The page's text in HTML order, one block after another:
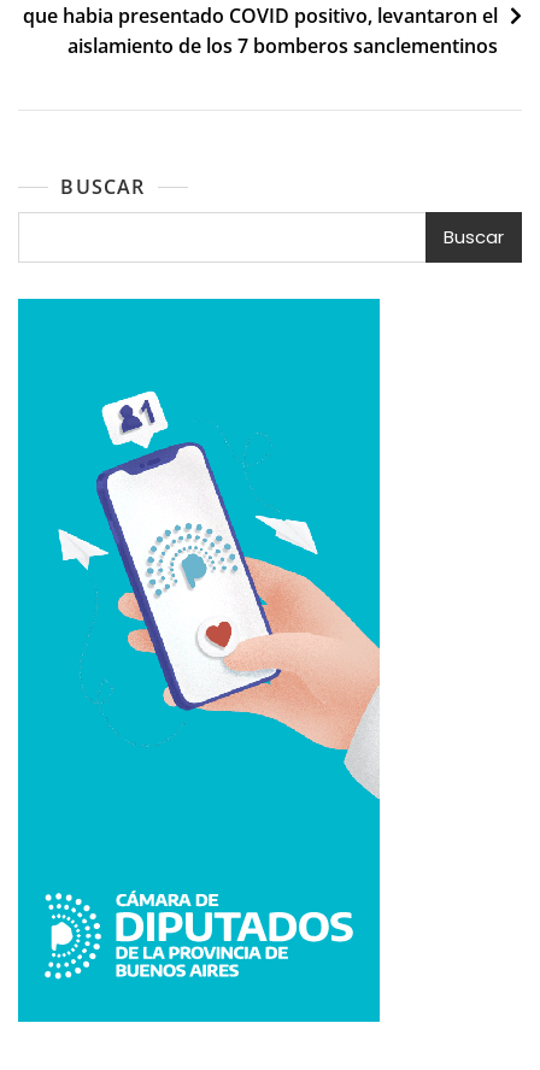
que habia presentado COVID positivo, levantaron el
aislamiento de los 7 bomberos sanclementinos
BUSCAR
Buscar